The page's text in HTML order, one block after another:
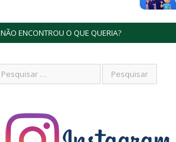
NÃO ENCONTROU O QUE QUERIA?